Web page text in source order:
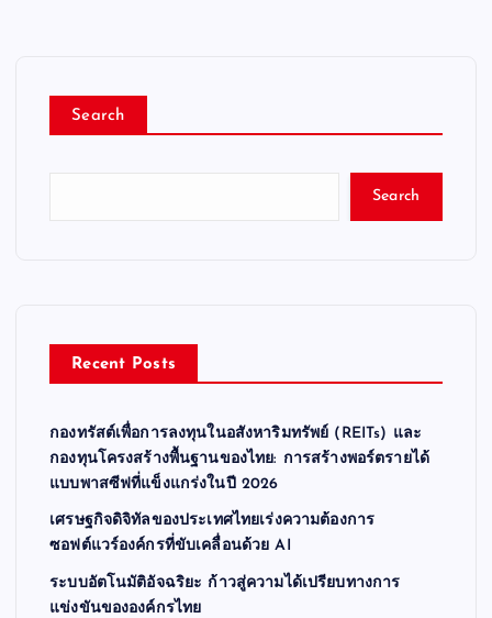
Search
Search
Recent Posts
กองทรัสต์เพื่อการลงทุนในอสังหาริมทรัพย์ (REITs) และ
กองทุนโครงสร้างพื้นฐานของไทย: การสร้างพอร์ตรายได้
แบบพาสซีฟที่แข็งแกร่งในปี 2026
เศรษฐกิจดิจิทัลของประเทศไทยเร่งความต้องการ
ซอฟต์แวร์องค์กรที่ขับเคลื่อนด้วย AI
ระบบอัตโนมัติอัจฉริยะ ก้าวสู่ความได้เปรียบทางการ
แข่งขันขององค์กรไทย